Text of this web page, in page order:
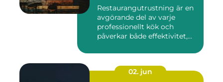
Restaurangutrustning är en
avgörande del av varje
professionellt kök och
påverkar både effektivitet,...
02. jun